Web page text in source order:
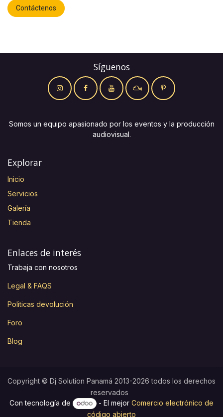
Contáctenos
Síguenos
Somos un equipo apasionado por los eventos y la producción
audiovisual.
Explorar
Inicio
Servicios
Galería
Tienda
Enlaces de interés
Trabaja con nosotros
Legal & FAQS
Politicas devolución
Foro
Blog
Copyright © Dj Solution Panamá 2013-2026 todos los derechos
reservados
Con tecnología de
- El mejorComercio electrónico de
código abierto